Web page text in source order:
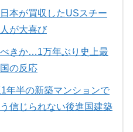
本が買収したUSスチー
が大喜び
きか…1万年ぶり史上最
の反応
年半の新築マンションで
信じられない後進国建築